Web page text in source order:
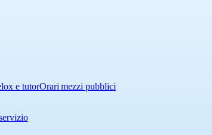
e tutorOrari mezzi pubblici